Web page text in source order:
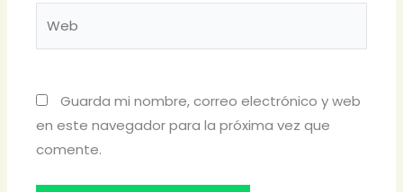
Guarda mi nombre, correo electrónico y web
en este navegador para la próxima vez que
comente.